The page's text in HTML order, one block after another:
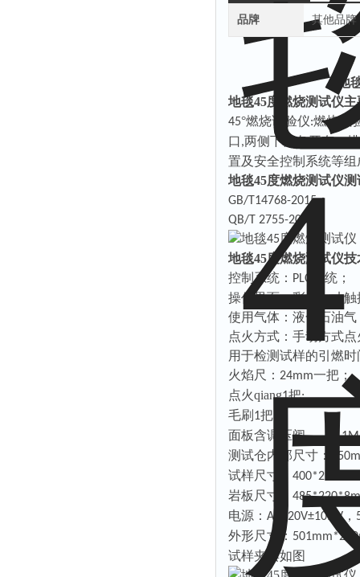
品牌 其他品牌
地
地毯45度燃烧测试仪
45°燃烧试验仪:燃烧试
口,两侧下部各开有一
置及安全控制系统等组
地毯45度燃烧测试仪
GB/T14768-2015；
QB/T 2755-2005
地毯45度燃烧测试仪
控制系统： PLC
系统；
操作界面：彩色七寸
使用气体：液化石油
点火方式：手动方式点
用于检测试样的引燃
火焰尺： 24mm一把；
点火qiang1把;
毛刷 1把
面板含调压阀，（
0-
测试仓内部尺寸： 350
试样尺寸： 400*220mm
岩板尺寸：
电源： AC220V±10%V，
外形尺寸：
试样夹具如图